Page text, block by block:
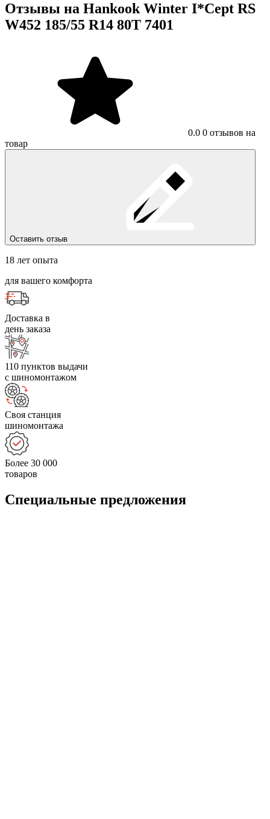
Отзывы на Hankook Winter I*Cept RS
W452 185/55 R14 80T 7401
0.0 0 отзывов на
товар
Оставить отзыв
18 лет опыта
для вашего комфорта
Доставка в
день заказа
110 пунктов выдачи
с шиномонтажом
Своя станция
шиномонтажа
Более 30 000
товаров
Специальные предложения